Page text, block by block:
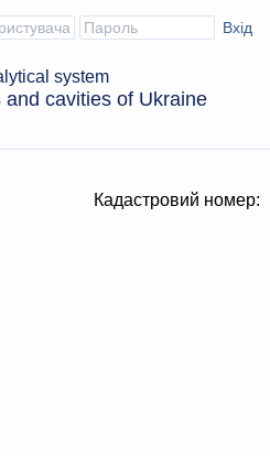
system
cavities of Ukraine
Кадастровий номер: